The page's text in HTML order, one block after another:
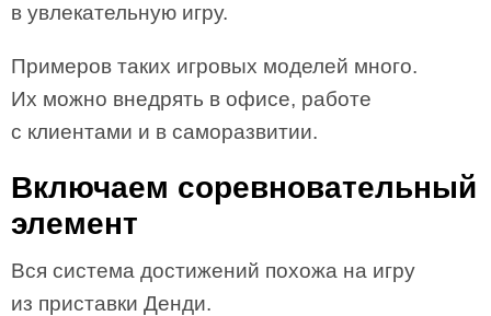
в увлекательную игру.
Примеров таких игровых моделей много.
Их можно внедрять в офисе, работе
с клиентами и в саморазвитии.
Включаем соревновательный
элемент
Вся система достижений похожа на игру
из приставки Денди.